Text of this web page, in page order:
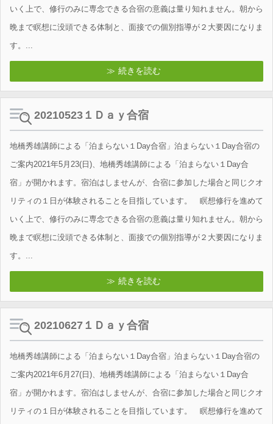
いく上で、修行のみに専念できる合宿の意義は量り知れません。朝から
晩まで瞑想に没頭できる体制と、面接での個別指導が２大要因になりま
す。...
続きを読む
20210523１Ｄａｙ合宿
地橋秀雄講師による「泊まらない１Day合宿」泊まらない１Day合宿の
ご案内2021年5月23(日)、地橋秀雄講師による「泊まらない１Day合
宿」が開かれます。宿泊はしませんが、合宿に参加した場合と同じクオ
リティの１日が体験されることを目指しています。 瞑想修行を進めて
いく上で、修行のみに専念できる合宿の意義は量り知れません。朝から
晩まで瞑想に没頭できる体制と、面接での個別指導が２大要因になりま
す。...
続きを読む
20210627１Ｄａｙ合宿
地橋秀雄講師による「泊まらない１Day合宿」泊まらない１Day合宿の
ご案内2021年6月27(日)、地橋秀雄講師による「泊まらない１Day合
宿」が開かれます。宿泊はしませんが、合宿に参加した場合と同じクオ
リティの１日が体験されることを目指しています。 瞑想修行を進めて